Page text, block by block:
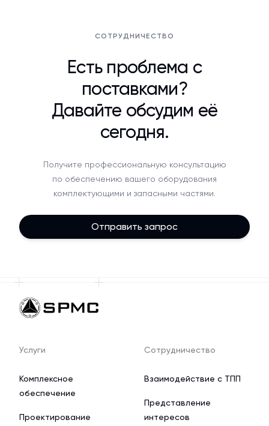
СОТРУДНИЧЕСТВО
Есть проблема с
поставками?
Давайте обсудим её
сегодня.
Получите профессиональную консультацию
по обеспечению вашего оборудования
комплектующими и запасными частями.
Отправить запрос
Услуги
Комплексное
обеспечение
Проектирование
Сотрудничество
Взаимодействие с ТПП
Представление
интересов